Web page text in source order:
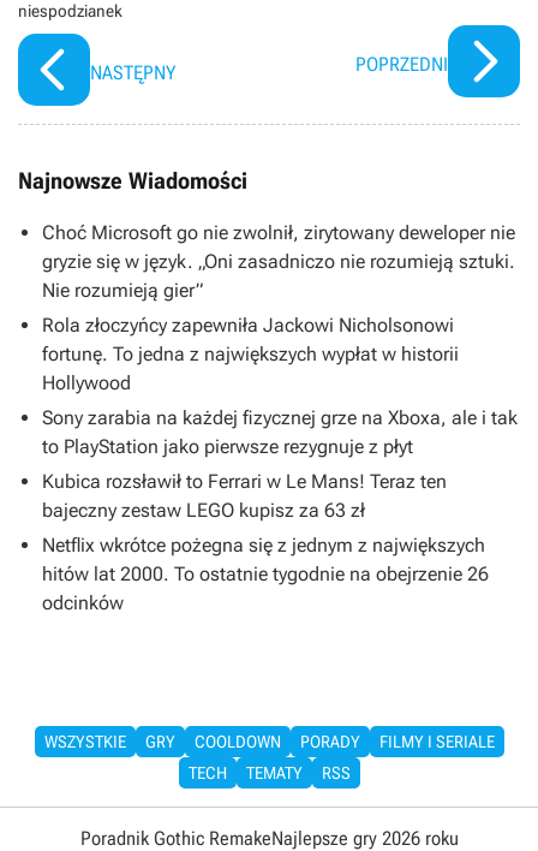
niespodzianek
NASTĘPNY POPRZEDNI
Najnowsze Wiadomości
Choć Microsoft go nie zwolnił, zirytowany deweloper nie
gryzie się w język. „Oni zasadniczo nie rozumieją sztuki.
Nie rozumieją gier”
Rola złoczyńcy zapewniła Jackowi Nicholsonowi
fortunę. To jedna z największych wypłat w historii
Hollywood
Sony zarabia na każdej fizycznej grze na Xboxa, ale i tak
to PlayStation jako pierwsze rezygnuje z płyt
Kubica rozsławił to Ferrari w Le Mans! Teraz ten
bajeczny zestaw LEGO kupisz za 63 zł
Netflix wkrótce pożegna się z jednym z największych
hitów lat 2000. To ostatnie tygodnie na obejrzenie 26
odcinków
WSZYSTKIE GRY COOLDOWN PORADY
FILMY I SERIALE
TECH
TEMATY RSS
Poradnik Gothic RemakeNajlepsze gry 2026 roku